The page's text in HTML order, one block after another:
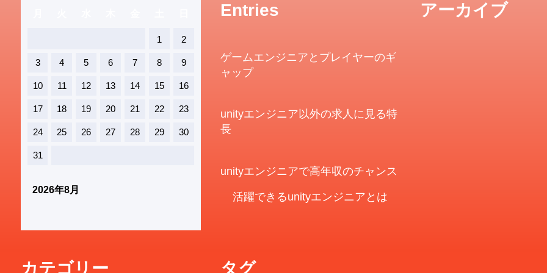
2026年8月
1 2
3 4 5 6 7 8 9
10 11 12 13 14 15 16
17 18 19 20 21 22 23
24 25 26 27 28 29 30
31
Entries
ゲームエンジニアとプレイヤーのギ
ャップ
unityエンジニア以外の求人に見る特
長
unityエンジニアで高年収のチャンス
活躍できるunityエンジニアとは
アーカイブ
カテゴリー タグ